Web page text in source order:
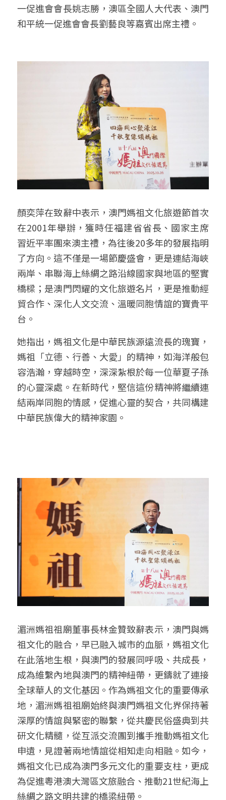
一促進會會長姚志勝，澳區全國人大代表、澳門
和平統一促進會會長劉藝良等嘉賓出席主禮。
顏奕萍在致辭中表示，澳門媽祖文化旅遊節首次
在2001年舉辦，獲時任福建省省長、國家主席
習近平率團來澳主禮，為往後20多年的發展指明
了方向。這不僅是一場節慶盛會，更是連結海峽
兩岸、串聯海上絲綢之路沿線國家與地區的堅實
橋樑；是澳門閃耀的文化旅遊名片，更是推動經
貿合作、深化人文交流、溫暖同胞情誼的寶貴平
台。
她指出，媽祖文化是中華民族源遠流長的瑰寶，
媽祖「立德、行善、大愛」的精神，如海洋般包
容浩瀚，穿越時空，深深紮根於每一位華夏子孫
的心靈深處。在新時代，堅信這份精神將繼續連
結兩岸同胞的情感，促進心靈的契合，共同構建
中華民族偉大的精神家園。
湄洲媽祖祖廟董事長林金贊致辭表示，澳門與媽
祖文化的融合，早已融入城市的血脈，媽祖文化
在此落地生根，與澳門的發展同呼吸、共成長，
成為維繫內地與澳門的精神紐帶，更鑄就了連接
全球華人的文化基因。作為媽祖文化的重要傳承
地，湄洲媽祖祖廟始終與澳門媽祖文化界保持著
深厚的情誼與緊密的聯繫，從共慶民俗盛典到共
研文化精髓，從互派交流團到攜手推動媽祖文化
申遺，見證著兩地情誼從相知走向相融。如今，
媽祖文化已成為澳門多元文化的重要支柱，更成
為促進粵港澳大灣區文旅融合、推動21世紀海上
絲綢之路文明共建的橋梁紐帶。